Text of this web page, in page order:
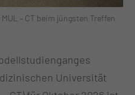
– CT beim jüngsten Treffen
Universität